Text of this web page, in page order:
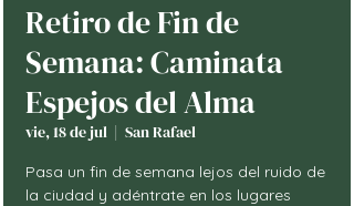
Retiro de Fin de
Semana: Caminata
Espejos del Alma
vie, 18 de jul
  |
San Rafael
Pasa un fin de semana lejos del ruido de
la ciudad y adéntrate en los lugares